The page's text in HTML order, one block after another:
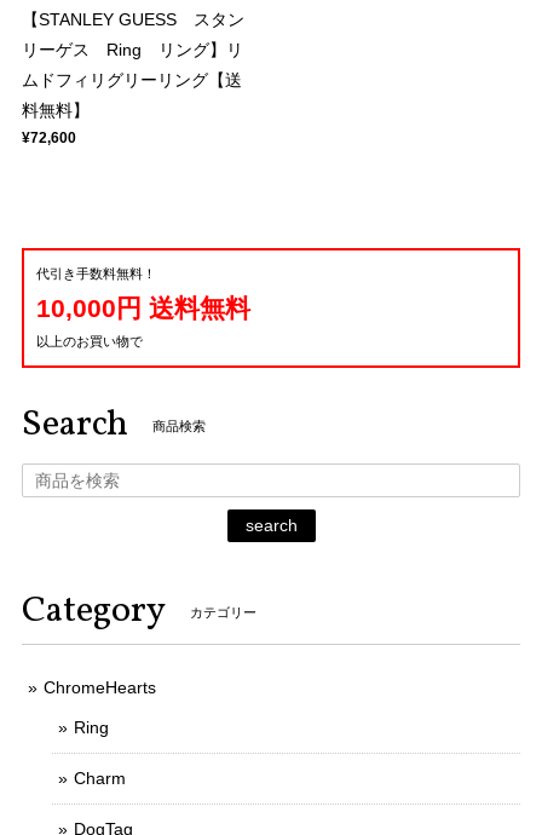
【STANLEY GUESS スタン
リーゲス Ring リング】リ
ムドフィリグリーリング【送
料無料】
¥72,600
代引き手数料無料！
10,000円 送料無料
以上のお買い物で
Search 商品検索
search
Category カテゴリー
ChromeHearts
Ring
Charm
DogTag